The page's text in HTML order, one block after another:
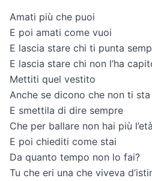
Amati più che puoi
E poi amati come vuoi
E lascia stare chi ti punta
E lascia stare chi non l’ha
Mettiti quel vestito
Anche se dicono che non ti sta
E smettila di dire sempre
Che per ballare non hai più l’età
E poi chiediti come stai
Da quanto tempo non lo fai?
Tu che eri una che viveva